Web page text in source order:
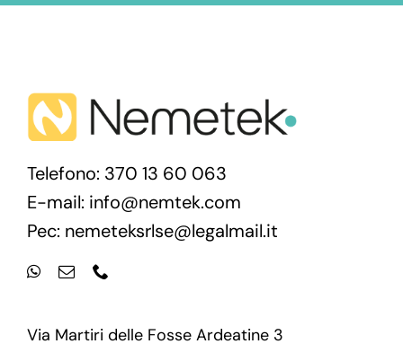
Telefono: 370 13 60 063
E-mail: info@nemtek.com
Pec: nemeteksrlse@legalmail.it
Via Martiri delle Fosse Ardeatine 3